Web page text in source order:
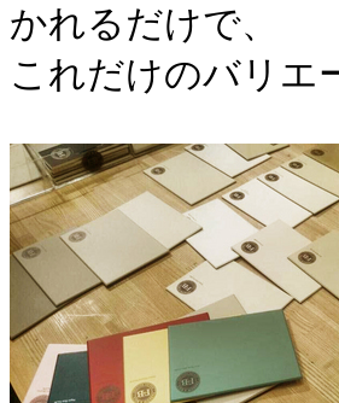
かれるだけで、
これだけのバリエ